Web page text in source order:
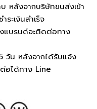
หลังจากบริษัทขนส่งเข้า
ระเงินสำเร็จ
แบรนด์จะติดต่อทาง
วัน หลังจากได้รับแจ้ง
อได้ทาง Line